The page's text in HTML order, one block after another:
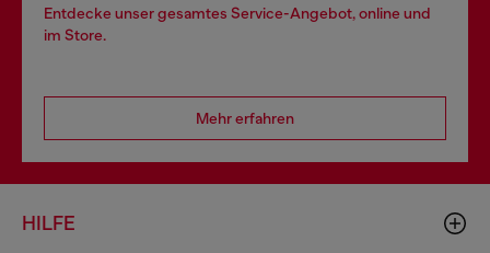
Entdecke unser gesamtes Service-Angebot, online und
im Store.
Mehr erfahren
HILFE